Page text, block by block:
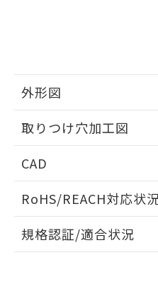
外形図
取りつけ穴加工図
CAD
ドすることができます。
ログイ
RoHS/REACH対応状
EU RoHS 注意事項・凡
規格認証/適合状況
品・サービス
をご了承くださ
※当社の共同利
下記の非含有証明書
とができます。
EU RoHS指令（10
51物質の非含有証明
※本証明書は発行日
ものではありません
また、RoHS指令の
物質の対応では、対
欄に対応日を記載し
既に当社にて対応